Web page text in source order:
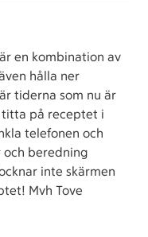
en kombination av
hålla ner
tiderna som nu är
på receptet i
telefonen och
och beredning
inte skärmen
Mvh Tove